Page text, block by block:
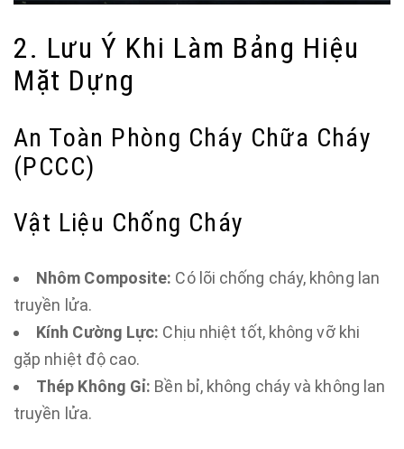
2. Lưu Ý Khi Làm Bảng Hiệu
Mặt Dựng
An Toàn Phòng Cháy Chữa Cháy
(PCCC)
Vật Liệu Chống Cháy
Nhôm Composite: Có lõi chống cháy, không lan
truyền lửa.
Kính Cường Lực: Chịu nhiệt tốt, không vỡ khi
gặp nhiệt độ cao.
Thép Không Gỉ: Bền bỉ, không cháy và không lan
truyền lửa.